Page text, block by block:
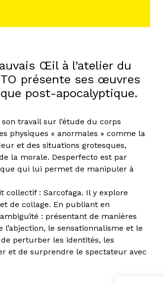
Œil à l’atelier du
présente ses œuvres
post-apocalyptique.
travail sur l’étude du corps
physiques « anormales » comme la
et des situations grotesques,
la morale. Desperfecto est par
qui lui permet de manipuler à
collectif : Sarcofaga. Il y explore
de collage. En publiant en
: présentant de manières
le sensationnalisme et le
de perturber les identités, les
et de surprendre le spectateur avec